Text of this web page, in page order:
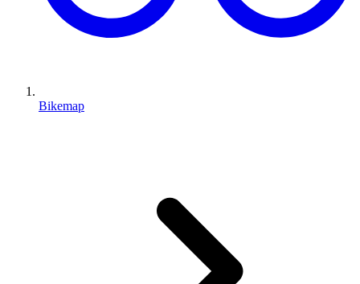
Bikemap